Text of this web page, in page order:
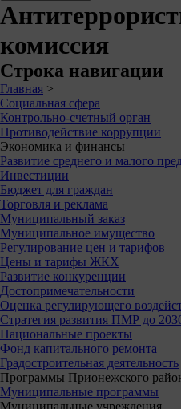
комиссия
Строка навигации
Главная >
Социальная сфера
Контрольно-счетный орган
Противодействие коррупции
Экономика и финансы
Развитие среднего и малого
Инвестиции
Бюджет для граждан
Торговля и реклама
Муниципальный заказ
Муниципальное имущество
Регулирование цен и тарифов
Цены и тарифы ЖКХ
Развитие конкуренции
Достопримечательности
Оценка регулирующего
Стратегия развития ПМР до
Национальные проекты
Фонд капитального ремонта
Градостроительная деятельность
Программы Прионежского
Муниципальные программы
Муниципальные учреждения